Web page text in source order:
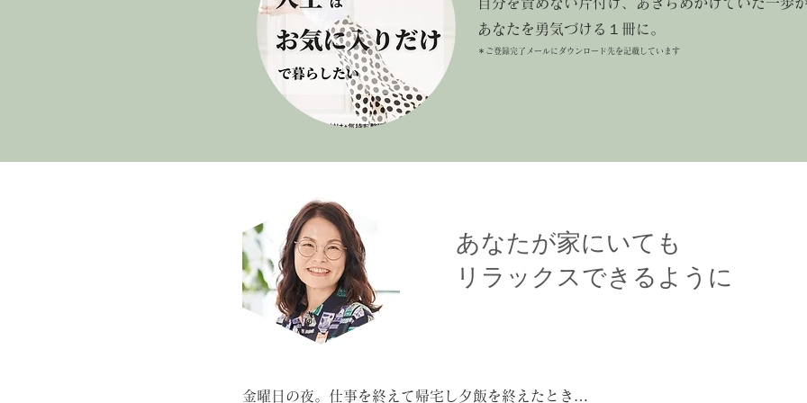
あなたを勇気づける１冊に。
＊ご登録完了メールにダウンロード先を記載しています
あなたが家にいても
リラックスできるように
金曜日の夜。仕事を終えて帰宅し夕飯を終えたとき…